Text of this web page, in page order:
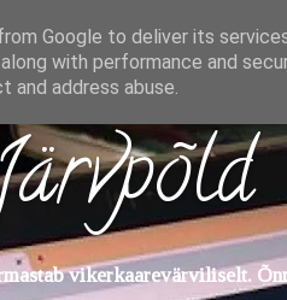
vikerkaarevärviliselt.
Google to deliver its
with performance and
address abuse.